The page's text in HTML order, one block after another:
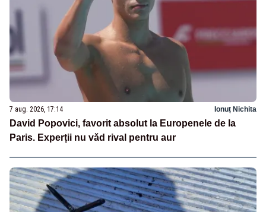
7 aug. 2026, 17:14 Ionuț Nichita
David Popovici, favorit absolut la Europenele de la
Paris. Experții nu văd rival pentru aur